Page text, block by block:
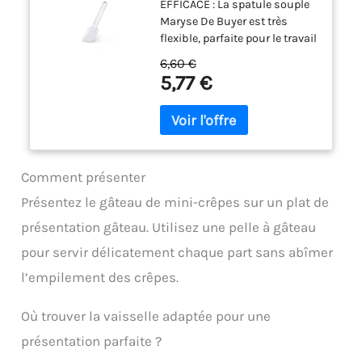
Ne grattez pas le produit. Il y a
un trou suspendu. Convient
au lave-vaisselle. Mesures:
27.5cm.
29 cm, manche 18 cm -,
Blanc
EFFICACE : La spatule souple
Maryse De Buyer est très
flexible, parfaite pour le travail
pourrez facilement transvaser
vos préparations grâce à la
forme en cuillère de la spatule
souple Maryse De Buyer.
la spatule a été conçue pour
régulièrement sans craindre
de l'endommager.
Attention, la température
maximale d'utilisation de
pas dépasser les +100°C.
ENTRETIEN : Lavage à la main.
6,60 €
5,77 €
Comment présenter
Présentez le gâteau de mini-crêpes sur un plat de
présentation gâteau. Utilisez une pelle à gâteau
pour servir délicatement chaque part sans abîmer
l’empilement des crêpes.
Où trouver la vaisselle adaptée pour une
présentation parfaite ?